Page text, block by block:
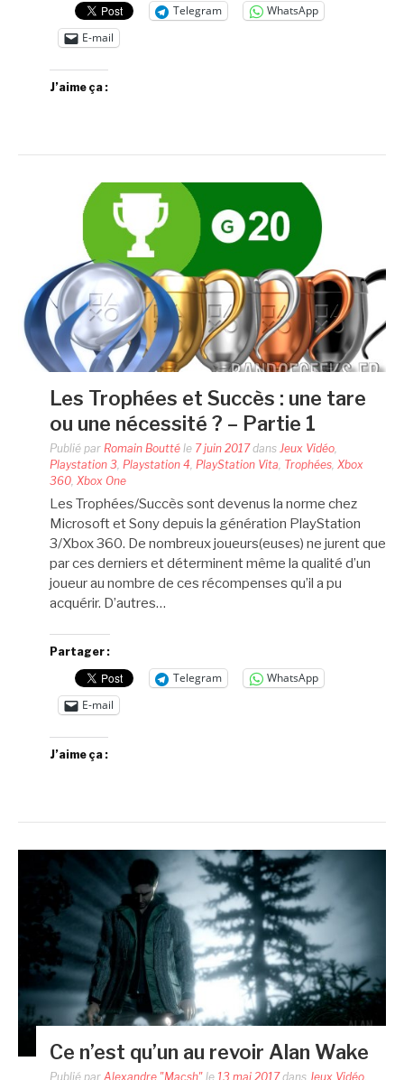
Telegram
WhatsApp
E-mail
J’aime ça :
Les Trophées et Succès : une tare
ou une nécessité ? – Partie 1
Publié par Romain Boutté le 7 juin 2017dans Jeux Vidéo,
Playstation 3, Playstation 4, PlayStation Vita, Trophées, Xbox
360, Xbox One
Les Trophées/Succès sont devenus la norme chez
Microsoft et Sony depuis la génération PlayStation
3/Xbox 360. De nombreux joueurs(euses) ne jurent que
par ces derniers et déterminent même la qualité d’un
joueur au nombre de ces récompenses qu’il a pu
acquérir. D’autres…
Partager :
Telegram
WhatsApp
E-mail
J’aime ça :
Ce n’est qu’un au revoir Alan Wake
Publié par Alexandre "Macsh" le 13 mai 2017dans Jeux Vidéo